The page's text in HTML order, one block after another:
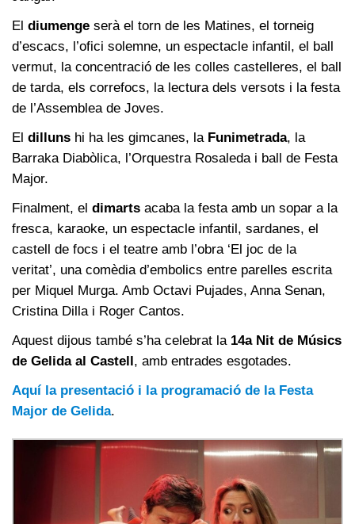
El diumenge serà el torn de les Matines, el torneig
d’escacs, l’ofici solemne, un espectacle infantil, el ball
vermut, la concentració de les colles castelleres, el ball
de tarda, els correfocs, la lectura dels versots i la festa
de l’Assemblea de Joves.
El dilluns hi ha les gimcanes, la Funimetrada, la
Barraka Diabòlica, l’Orquestra Rosaleda i ball de Festa
Major.
Finalment, el dimarts acaba la festa amb un sopar a la
fresca, karaoke, un espectacle infantil, sardanes, el
castell de focs i el teatre amb l’obra ‘El joc de la
veritat’, una comèdia d’embolics entre parelles escrita
per Miquel Murga. Amb Octavi Pujades, Anna Senan,
Cristina Dilla i Roger Cantos.
Aquest dijous també s’ha celebrat la 14a Nit de Músics
de Gelida al Castell, amb entrades esgotades.
Aquí la presentació i la programació de la Festa
Major de Gelida.